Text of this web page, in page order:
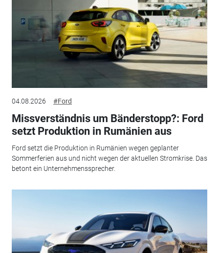
04.08.2026 #Ford
Missverständnis um Bänderstopp?: Ford
setzt Produktion in Rumänien aus
Ford setzt die Produktion in Rumänien wegen geplanter
Sommerferien aus und nicht wegen der aktuellen Stromkrise. Das
betont ein Unternehmenssprecher.